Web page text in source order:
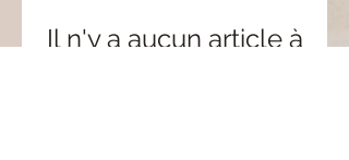
Il n'y a aucun article à